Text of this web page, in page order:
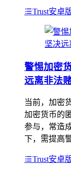
Trust安卓
警惕加密
远离非法
当前，加密
加密货币的
参与，常造
下，需提高
Trust安卓